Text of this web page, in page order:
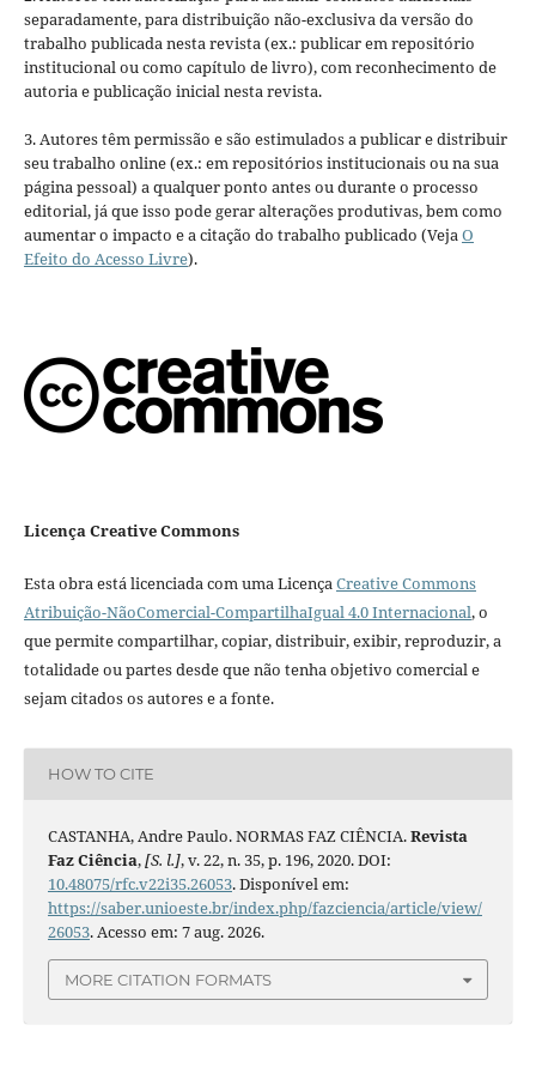
separadamente, para distribuição não-exclusiva da versão do
trabalho publicada nesta revista (ex.: publicar em repositório
institucional ou como capítulo de livro), com reconhecimento de
autoria e publicação inicial nesta revista.
3. Autores têm permissão e são estimulados a publicar e distribuir
seu trabalho online (ex.: em repositórios institucionais ou na sua
página pessoal) a qualquer ponto antes ou durante o processo
editorial, já que isso pode gerar alterações produtivas, bem como
aumentar o impacto e a citação do trabalho publicado (VejaO
Efeito do Acesso Livre).
Licença Creative Commons
Esta obra está licenciada com uma LicençaCreative Commons
Atribuição-NãoComercial-CompartilhaIgual 4.0 Internacional, o
que permite compartilhar, copiar, distribuir, exibir, reproduzir, a
totalidade ou partes desde que não tenha objetivo comercial e
sejam citados os autores e a fonte.
HOW TO CITE
CASTANHA, Andre Paulo. NORMAS FAZ CIÊNCIA.Revista
Faz Ciência,[S. l.], v. 22, n. 35, p. 196, 2020. DOI:
10.48075/rfc.v22i35.26053. Disponível em:
https://saber.unioeste.br/index.php/fazciencia/article/view/
26053. Acesso em: 7 aug. 2026.
MORE CITATION FORMATS